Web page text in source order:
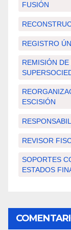
FUSIÓN
REGISTRO
REMISIÓN
ESCISIÓN
REVISOR
SOPORTES
ESTADOS